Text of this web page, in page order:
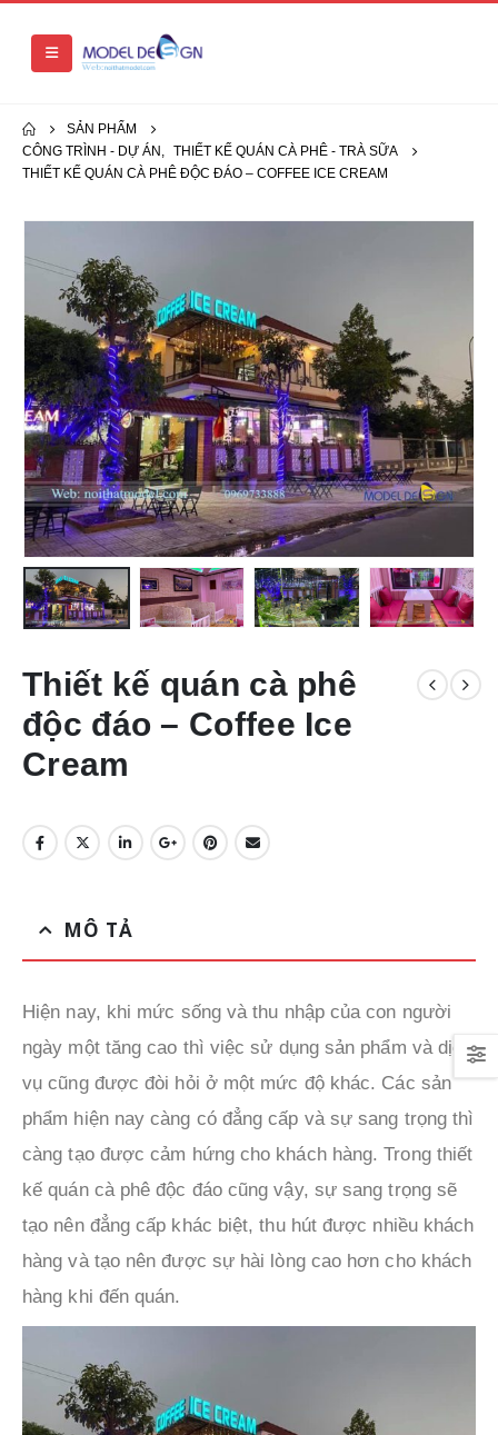
SẢN PHẨM
CÔNG TRÌNH - DỰ ÁN , THIẾT KẾ QUÁN CÀ PHÊ - TRÀ SỮA
THIẾT KẾ QUÁN CÀ PHÊ ĐỘC ĐÁO – COFFEE ICE CREAM
Thiết kế quán cà phê
độc đáo – Coffee Ice
Cream
MÔ TẢ
Hiện nay, khi mức sống và thu nhập của con người
ngày một tăng cao thì việc sử dụng sản phẩm và dịch
vụ cũng được đòi hỏi ở một mức độ khác. Các sản
phẩm hiện nay càng có đẳng cấp và sự sang trọng thì
càng tạo được cảm hứng cho khách hàng. Trong thiết
kế quán cà phê độc đáo cũng vậy, sự sang trọng sẽ
tạo nên đẳng cấp khác biệt, thu hút được nhiều khách
hàng và tạo nên được sự hài lòng cao hơn cho khách
hàng khi đến quán.